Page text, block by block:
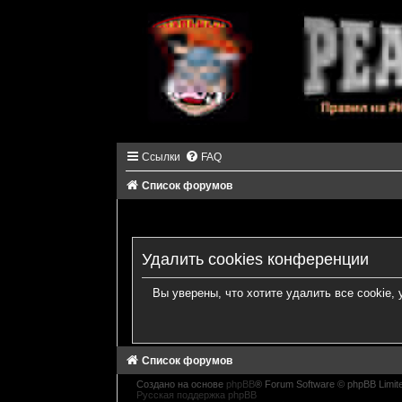
Ссылки FAQ
Список форумов
Удалить cookies конференции
Вы уверены, что хотите удалить все
Список форумов
Создано на основе phpBB® Forum Software © phpBB
Русская поддержка phpBB